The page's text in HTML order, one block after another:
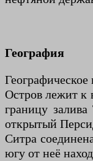
География
Остров лежит к
границу
открытый
Ситра
югу от неё